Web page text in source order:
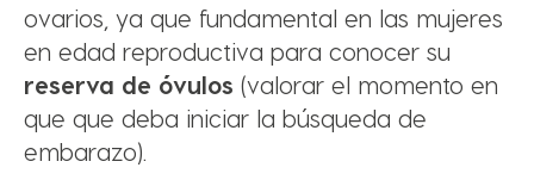
ovarios, ya que fundamental en las mujeres
en edad reproductiva para conocer su
reserva de óvulos (valorar el momento en
que que deba iniciar la búsqueda de
embarazo).